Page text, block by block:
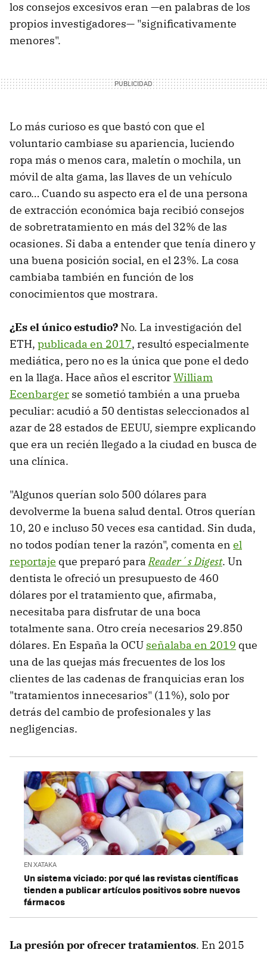
los consejos excesivos eran —en palabras de los
propios investigadores— "significativamente
menores".
Lo más curioso es que bastó con que el
voluntario cambiase su apariencia, luciendo
ropa más o menos cara, maletín o mochila, un
móvil de alta gama, las llaves de un vehículo
caro… Cuando su aspecto era el de una persona
de extracción económica baja recibió consejos
de sobretratamiento en más del 32% de las
ocasiones. Si daba a entender que tenía dinero y
una buena posición social, en el 23%. La cosa
cambiaba también en función de los
conocimientos que mostrara.
¿Es el único estudio? No. La investigación del
ETH, publicada en 2017, resultó especialmente
mediática, pero no es la única que pone el dedo
en la llaga. Hace años el escritorWilliam
Ecenbarger se sometió también a una prueba
peculiar: acudió a 50 dentistas seleccionados al
azar de 28 estados de EEUU, siempre explicando
que era un recién llegado a la ciudad en busca de
una clínica.
"Algunos querían solo 500 dólares para
devolverme la buena salud dental. Otros querían
10, 20 e incluso 50 veces esa cantidad. Sin duda,
no todos podían tener la razón", comenta en el
reportaje que preparó paraReader´s Digest. Un
dentista le ofreció un presupuesto de 460
dólares por el tratamiento que, afirmaba,
necesitaba para disfrutar de una boca
totalmente sana. Otro creía necesarios 29.850
dólares. En España la OCU señalaba en 2019 que
una de las quejas más frecuentes de los los
clientes de las cadenas de franquicias eran los
"tratamientos innecesarios" (11%), solo por
detrás del cambio de profesionales y las
negligencias.
EN XATAKA
Un sistema viciado: por qué las revistas científicas
tienden a publicar artículos positivos sobre nuevos
fármacos
La presión por ofrecer tratamientos. En 2015